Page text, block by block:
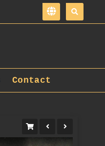
Contact